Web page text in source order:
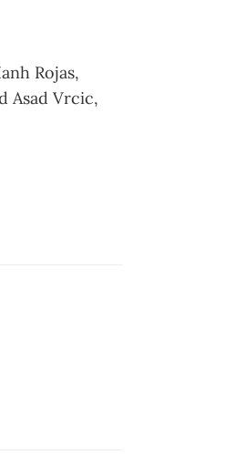
Rojas,
Asad Vrcic,